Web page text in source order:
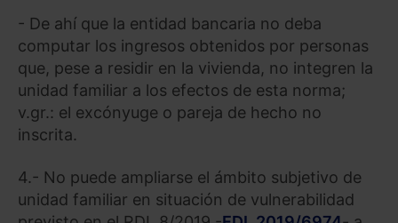
- De ahí que la entidad bancaria no deba
computar los ingresos obtenidos por personas
que, pese a residir en la vivienda, no integren la
unidad familiar a los efectos de esta norma;
v.gr.: el excónyuge o pareja de hecho no
inscrita.
4.- No puede ampliarse el ámbito subjetivo de
unidad familiar en situación de vulnerabilidad